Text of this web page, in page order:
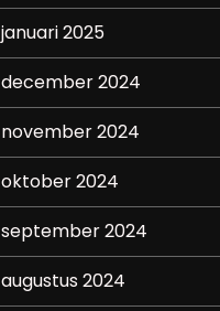
januari 2025
december 2024
november 2024
oktober 2024
september 2024
augustus 2024